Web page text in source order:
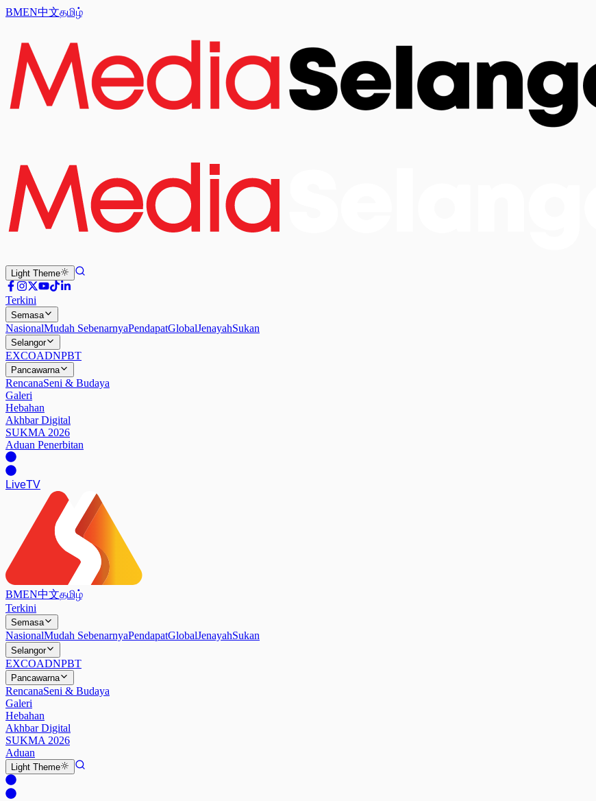
BMEN中文தமிழ்
Light Theme
Terkini
Semasa
NasionalMudah SebenarnyaPendapatGlobalJenayahSukan
Selangor
EXCOADNPBT
Pancawarna
RencanaSeni & Budaya
Galeri
Hebahan
Akhbar Digital
SUKMA 2026
Aduan Penerbitan
LiveTV
BMEN中文தமிழ்
Terkini
Semasa
NasionalMudah SebenarnyaPendapatGlobalJenayahSukan
Selangor
EXCOADNPBT
Pancawarna
RencanaSeni & Budaya
Galeri
Hebahan
Akhbar Digital
SUKMA 2026
Aduan
Light Theme